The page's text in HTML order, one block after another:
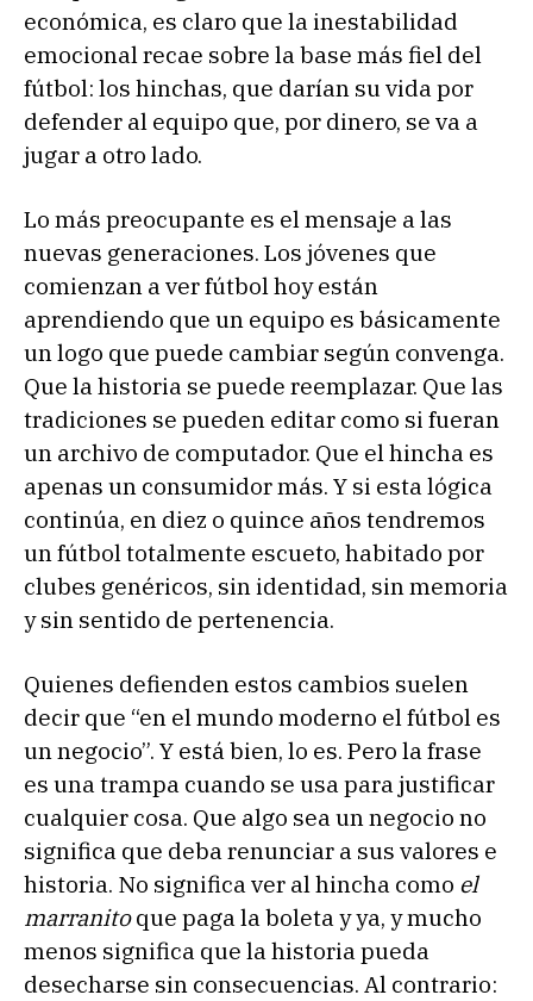
económica, es claro que la inestabilidad
emocional recae sobre la base más fiel del
fútbol: los hinchas, que darían su vida por
defender al equipo que, por dinero, se va a
jugar a otro lado.
Lo más preocupante es el mensaje a las
nuevas generaciones. Los jóvenes que
comienzan a ver fútbol hoy están
aprendiendo que un equipo es básicamente
un logo que puede cambiar según convenga.
Que la historia se puede reemplazar. Que las
tradiciones se pueden editar como si fueran
un archivo de computador. Que el hincha es
apenas un consumidor más. Y si esta lógica
continúa, en diez o quince años tendremos
un fútbol totalmente escueto, habitado por
clubes genéricos, sin identidad, sin memoria
y sin sentido de pertenencia.
Quienes defienden estos cambios suelen
decir que “en el mundo moderno el fútbol es
un negocio”. Y está bien, lo es. Pero la frase
es una trampa cuando se usa para justificar
cualquier cosa. Que algo sea un negocio no
significa que deba renunciar a sus valores e
historia. No significa ver al hincha como el
marranitoque paga la boleta y ya, y mucho
menos significa que la historia pueda
desecharse sin consecuencias. Al contrario: